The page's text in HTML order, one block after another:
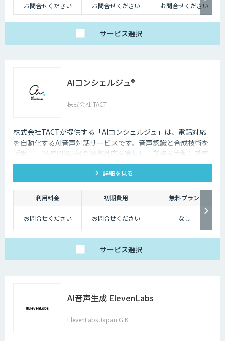
お問合せください
お問合せください お問合せください
サービス選択
AIコンシェルジュ®
株式会社 TACT
株式会社TACTが提供する「AIコンシェルジュ」は、電話対応
を自動化するAI音声対話サービスです。音声認識と合成技術を
活用し、24時間365日の顧客対応を実現し、業務を大幅に効率
化します。
詳細を見る
利用料金 初期費用 無料プラン
お問合せください お問合せください なし
サービス選択
AI音声生成 ElevenLabs
ElevenLabs Japan G.K.